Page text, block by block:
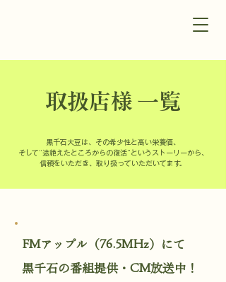
​取扱店様 一覧
黒千石大豆は、その希少性と高い栄養価、
そして“途絶えたところからの復活” というストーリーから、
信頼をいただき、取り扱っていただいてます。
FMアップル（76.5MHz）にて
黒千石の番組提供・CM放送中！